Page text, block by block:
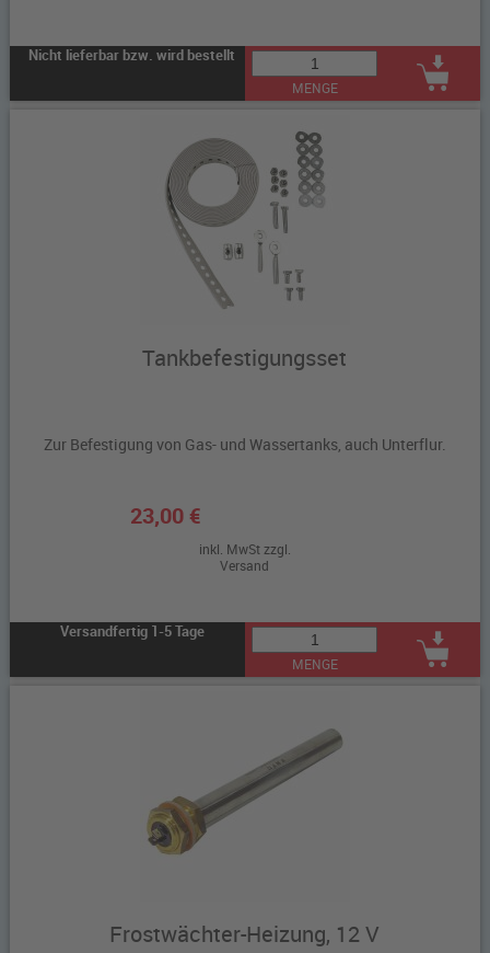
Nicht lieferbar bzw. wird bestellt
MENGE
Tankbefestigungsset
Zur Befestigung von Gas- und Wassertanks, auch Unterflur.
23,00 €
inkl. MwSt zzgl.
Versand
Versandfertig 1-5 Tage
MENGE
Frostwächter-Heizung, 12 V